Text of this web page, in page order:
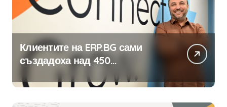
Клиентите на ERP.BG сами
създадоха над 450
приложения за ERP системата
с помощта на вградения в нея
изкуствен интелект